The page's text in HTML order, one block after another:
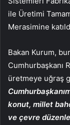
ile Üretimi
Merasimine
Bakan Kurum,
Cumhurbaşkanı
üretmeye uğraş
konut, millet
ve çevre